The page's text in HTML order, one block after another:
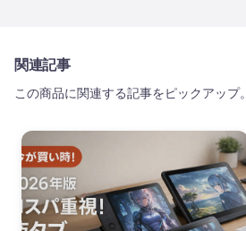
関連記事
この商品に関連する記事をピックアップ。